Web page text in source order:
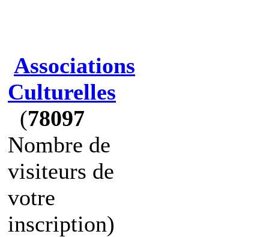
Associations
Culturelles
(78097
Nombre de
visiteurs de
votre
inscription)